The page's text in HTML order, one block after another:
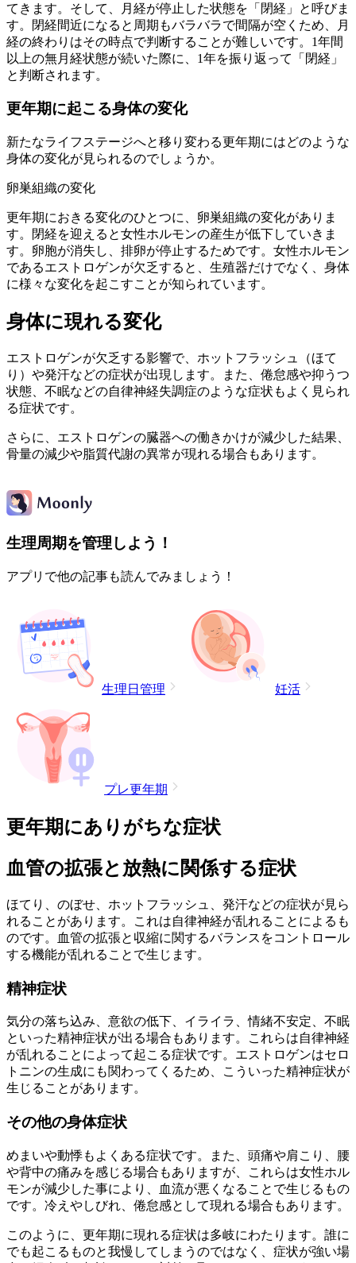
てきます。そして、月経が停止した状態を「閉経」と呼びま
す。閉経間近になると周期もバラバラで間隔が空くため、月
経の終わりはその時点で判断することが難しいです。1年間
以上の無月経状態が続いた際に、1年を振り返って「閉経」
と判断されます。
更年期に起こる身体の変化
新たなライフステージへと移り変わる更年期にはどのような
身体の変化が見られるのでしょうか。
卵巣組織の変化
更年期におきる変化のひとつに、卵巣組織の変化がありま
す。閉経を迎えると女性ホルモンの産生が低下していきま
す。卵胞が消失し、排卵が停止するためです。女性ホルモン
であるエストロゲンが欠乏すると、生殖器だけでなく、身体
に様々な変化を起こすことが知られています。
身体に現れる変化
エストロゲンが欠乏する影響で、ホットフラッシュ（ほて
り）や発汗などの症状が出現します。また、倦怠感や抑うつ
状態、不眠などの自律神経失調症のような症状もよく見られ
る症状です。
さらに、エストロゲンの臓器への働きかけが減少した結果、
骨量の減少や脂質代謝の異常が現れる場合もあります。
生理周期を管理しよう！
アプリで他の記事も読んでみましょう！
生理日管理 妊活
プレ更年期
更年期にありがちな症状
血管の拡張と放熱に関係する症状
ほてり、のぼせ、ホットフラッシュ、発汗などの症状が見ら
れることがあります。これは自律神経が乱れることによるも
のです。血管の拡張と収縮に関するバランスをコントロール
する機能が乱れることで生じます。
精神症状
気分の落ち込み、意欲の低下、イライラ、情緒不安定、不眠
といった精神症状が出る場合もあります。これらは自律神経
が乱れることによって起こる症状です。エストロゲンはセロ
トニンの生成にも関わってくるため、こういった精神症状が
生じることがあります。
その他の身体症状
めまいや動悸もよくある症状です。また、頭痛や肩こり、腰
や背中の痛みを感じる場合もありますが、これらは女性ホル
モンが減少した事により、血流が悪くなることで生じるもの
です。冷えやしびれ、倦怠感として現れる場合もあります。
このように、更年期に現れる症状は多岐にわたります。誰に
でも起こるものと我慢してしまうのではなく、症状が強い場